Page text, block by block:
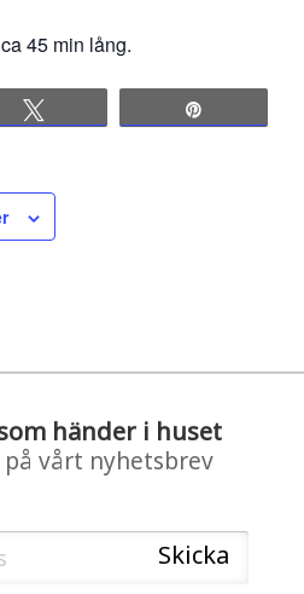
45 min lång.
händer i huset
vårt nyhetsbrev